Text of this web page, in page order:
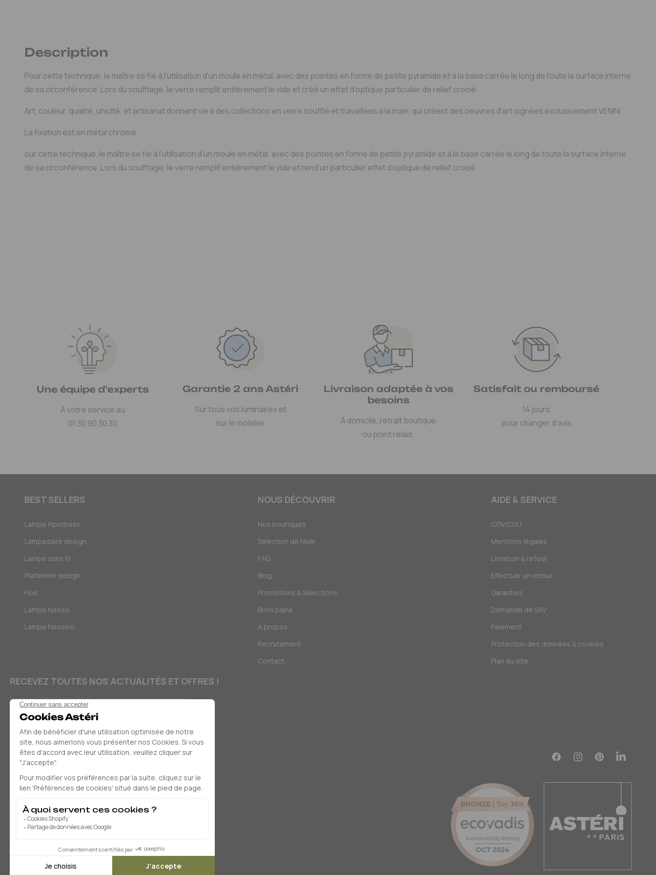
Description
Pour cette technique, le maître se fie à l'utilisation d'un moule en métal, avec des pointes en forme de petite pyramide et à la base carrée le long de toute la surface interne
de sa circonférence. Lors du soufflage, le verre remplit entièrement le vide et créé un effet d'optique particulier de relief croisé.
Art, couleur, qualité, unicité, et artisanat donnent vie à des collections en verre soufflé et travaillées à la main, qui créent des oeuvres d'art signées exclusivement VENINI.
La fixation est en métal chromé.
our cette technique, le maître se fie à l’utilisation d’un moule en métal, avec des pointes en forme de petite pyramide et à la base carrée le long de toute la surface interne
de sa circonférence. Lors du soufflage, le verre remplit entièrement le vide et rend un particulier effet d’optique de relief croisé.
Une équipe d'experts
À votre service au
01 30 90 30 30
Garantie 2 ans Astéri
Sur tous vos luminaires et
sur le mobilier
Livraison adaptée à vos
besoins
À domicile, retrait boutique
ou point relais.
Satisfait ou remboursé
14 jours
pour changer d’avis
BEST SELLERS
Lampe Pipistrello
Lampadaire design
Lampe sans fil
Plafonnier design
Flos
Lampe Nesso
Lampe Nessino
NOUS DÉCOUVRIR
Nos boutiques
Sélection de Noël
FAQ
Blog
Promotions & Sélections
Bons plans
A propos
Recrutement
Contact
AIDE & SERVICE
CGV/CGU
Mentions légales
Livraison & retour
Effectuer un retour
Garanties
Demande de SAV
Paiement
Protection des données & cookies
Plan du site
RECEVEZ TOUTES NOS ACTUALITÉS ET OFFRES !
E-mail
FacebookInstagramPinterestTranslation
Moyens
OCT 2024